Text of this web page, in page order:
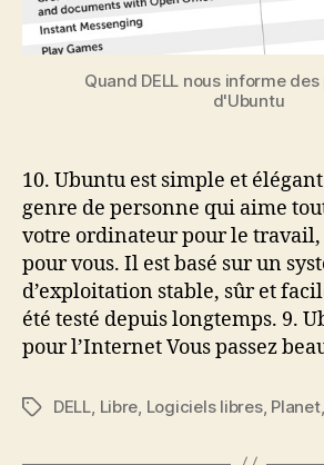
Quand DELL nous informe
d'Ubuntu
10. Ubuntu est simple et
genre de personne qui aime
votre ordinateur pour le
pour vous. Il est basé sur un
d’exploitation stable, sûr et
été testé depuis longtemps. 9.
pour l’Internet Vous passez
Étiquettes
DELL, Libre, Logiciels libres, Planet,